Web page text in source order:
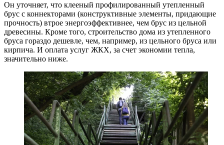
Он уточняет, что клееный профилированный утепленный
брус с коннекторами (конструктивные элементы, придающие
прочность) втрое энергоэффективнее, чем брус из цельной
древесины. Кроме того, строительство дома из утепленного
бруса гораздо дешевле, чем, например, из цельного бруса или
кирпича. И оплата услуг ЖКХ, за счет экономии тепла,
значительно ниже.